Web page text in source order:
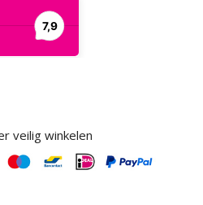
veilig winkelen